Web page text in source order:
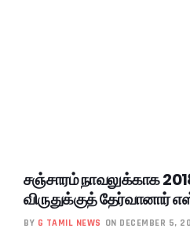
சஞ்சாரம் நாவலுக்காக
விருதுக்குத் தேர்வானார்
BY G TAMIL NEWS ON DECEMBER 5,